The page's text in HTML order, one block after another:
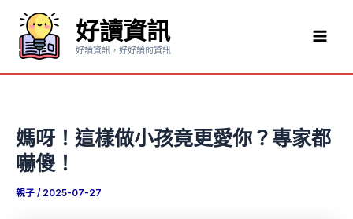
要
好讀資訊
好讀資訊，好好讀的資訊
媽呀！這樣做小孩竟更愛你？專家都
嚇傻！
親子 / 2025-07-27